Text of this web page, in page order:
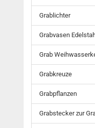
Grablichter
Grabvasen
Grab
Grabkreuze
Grabpflanzen
Grabstecker zur